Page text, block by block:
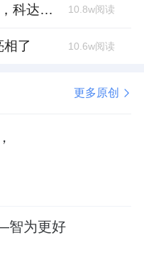
溢价220%并购关联资产，科达制造近75亿元重组被否 10.8w阅读
了 10.6w阅读
更多原创
智为更好